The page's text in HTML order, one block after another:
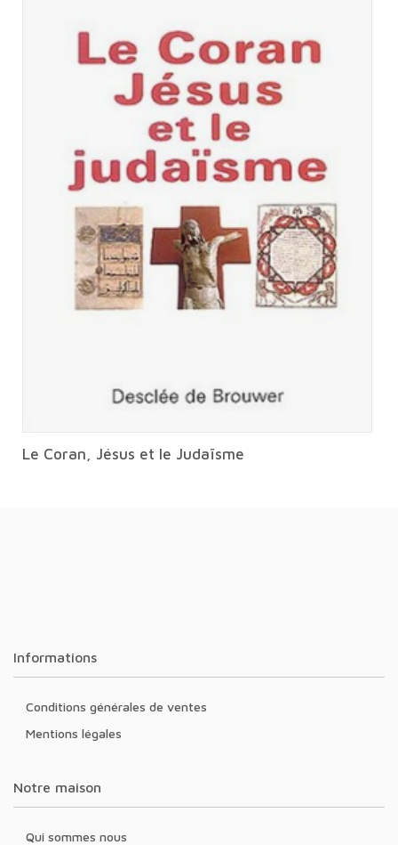
Le Coran, Jésus et le Judaïsme
Informations
Conditions générales de ventes
Mentions légales
Notre maison
Qui sommes nous